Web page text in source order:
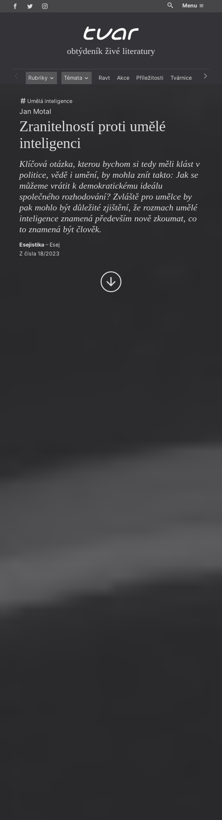
Menu
obtýdeník živé literatury
Rubriky Témata Ravt Akce Příležitosti Tvárnice Archiv
Drobná publicistika
Esejistika
Recenze a reflexe
Rozhovory
Právě vychází
Mauzoleum
Divadlo
Dokument
Umělá inteligence
Jan Motal
Zranitelností proti umělé
inteligenci
Klíčová otázka, kterou bychom si tedy měli klást v
politice, vědě i umění, by mohla znít takto: Jak se
můžeme vrátit k demokratickému ideálu
společného rozhodování? Zvláště pro umělce by
pak mohlo být důležité zjištění, že rozmach umělé
inteligence znamená především nově zkoumat, co
to znamená být člověk.
Esejistika– Esej
Z čísla 18/2023